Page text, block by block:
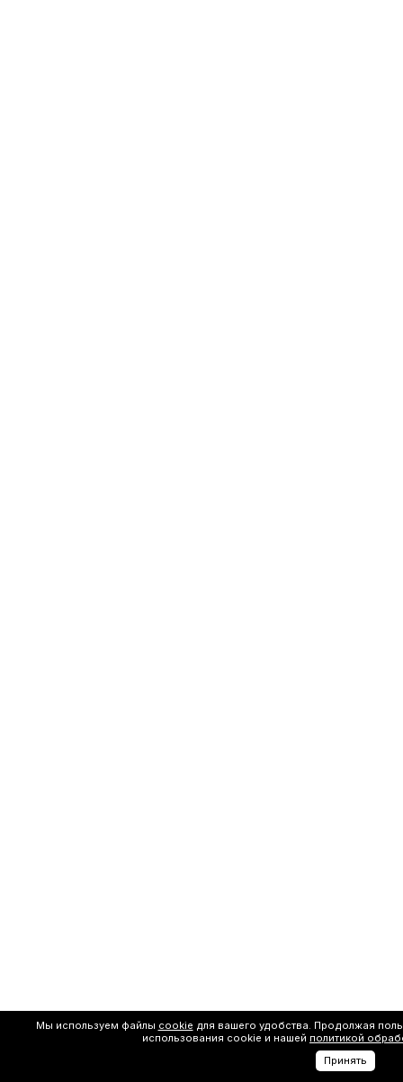
Мы используем файлы cookie для вашего удобства. Продолжая
использования cookie и нашей политикой
Принять